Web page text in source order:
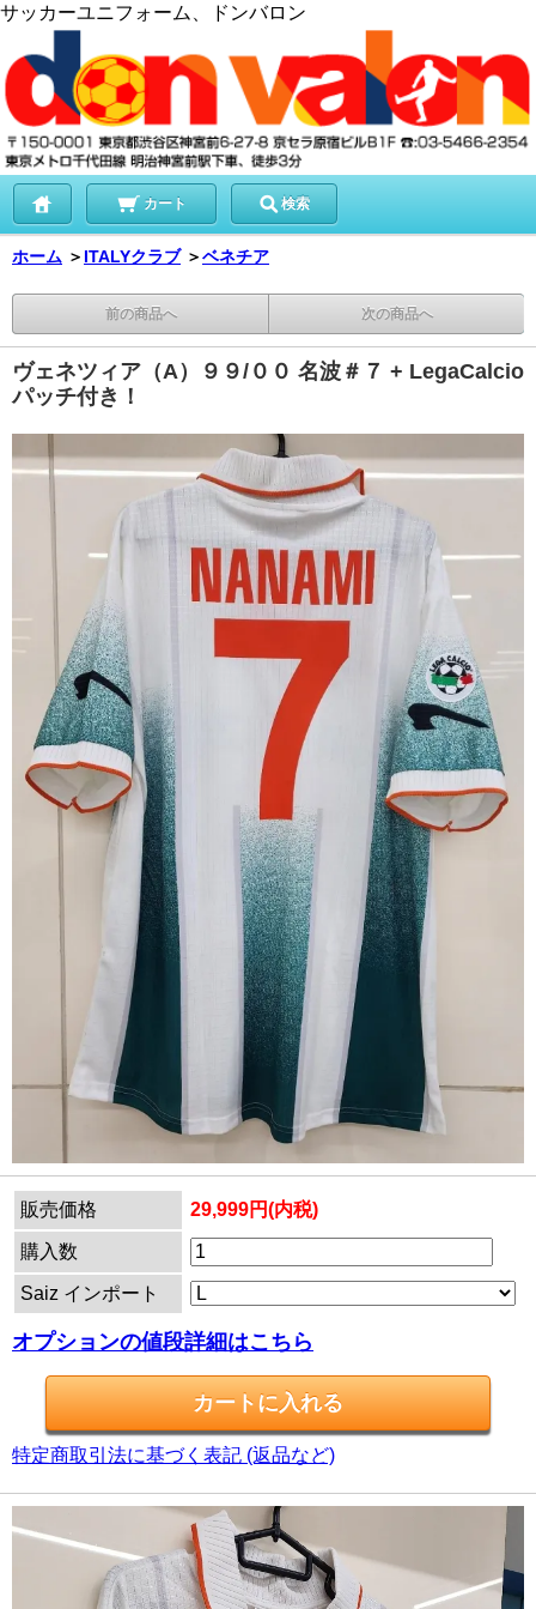
サッカーユニフォーム、ドンバロン
カート 検索
ホーム ＞ ITALYクラブ ＞ベネチア
前の商品へ 次の商品へ
ヴェネツィア（A）９９/００ 名波＃７ + LegaCalcio
パッチ付き！
販売価格 29,999円(内税)
購入数
Saiz インポート
オプションの値段詳細はこちら
特定商取引法に基づく表記 (返品など)